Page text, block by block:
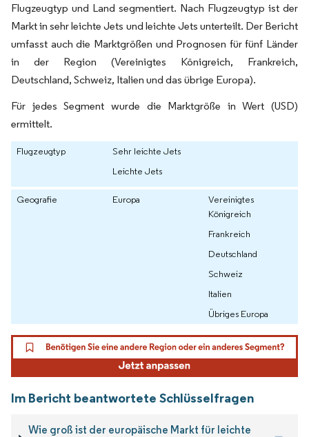
Flugzeugtyp und Land segmentiert. Nach Flugzeugtyp ist der
Markt in sehr leichte Jets und leichte Jets unterteilt. Der Bericht
umfasst auch die Marktgrößen und Prognosen für fünf Länder
in der Region (Vereinigtes Königreich, Frankreich,
Deutschland, Schweiz, Italien und das übrige Europa).
Für jedes Segment wurde die Marktgröße in Wert (USD)
ermittelt.
Flugzeugtyp
Sehr leichte Jets
Leichte Jets
Geografie Europa
Vereinigtes
Königreich
Frankreich
Deutschland
Schweiz
Italien
Übriges Europa
Im Bericht beantwortete Schlüsselfragen
Wie groß ist der europäische Markt für leichte